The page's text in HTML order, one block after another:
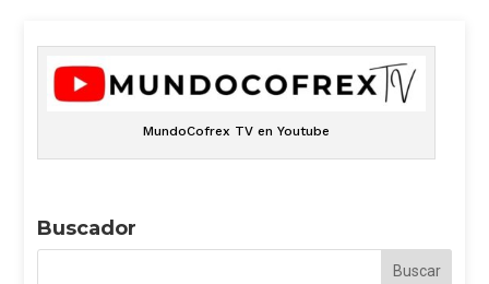
MundoCofrex TV en Youtube
Buscador